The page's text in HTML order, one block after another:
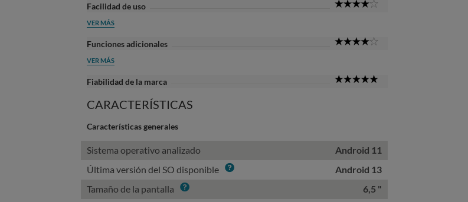
Facilidad de uso
VER MÁS
Funciones adicionales
VER MÁS
Fiabilidad de la marca
CARACTERÍSTICAS
Características generales
Sistema operativo analizado
Android 11
Última versión del SO disponible Info
Android 13
Tamaño de la pantalla Info
6,5 "